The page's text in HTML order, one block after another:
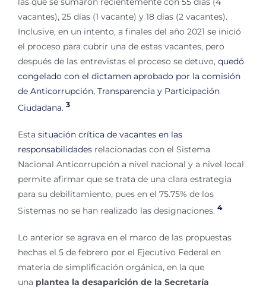
vacantes), 25 días (1 vacante) y 18 días (2 vacantes).
Inclusive, en un intento, a finales del año 2021 se inició
el proceso para cubrir una de estas vacantes, pero
después de las entrevistas el proceso se detuvo, quedó
congelado con el dictamen aprobado por la comisión
de Anticorrupción, Transparencia y Participación
Ciudadana. 3
Esta situación crítica de vacantes en las
responsabilidades relacionadas con el Sistema
Nacional Anticorrupción a nivel nacional y a nivel local
permite afirmar que se trata de una clara estrategia
para su debilitamiento, pues en el 75.75% de los
Sistemas no se han realizado las designaciones. 4
Lo anterior se agrava en el marco de las propuestas
hechas el 5 de febrero por el Ejecutivo Federal en
materia de simplificación orgánica, en la que
una plantea la desaparición de la Secretaría